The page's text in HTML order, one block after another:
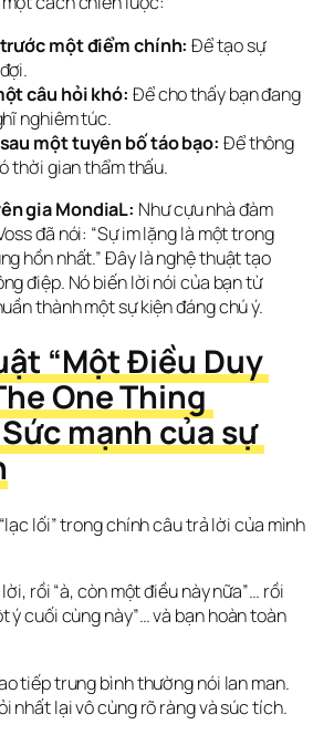
một điểm chính: Để tạo sự
câu hỏi khó: Để cho thấy bạn đang
nghiêm túc.
một tuyên bố táo bạo: Để thông
thời gian thẩm thấu.
gia MondiaL: Như cựu nhà đàm
đã nói: “Sự im lặng là một trong
hồn nhất.” Đây là nghệ thuật tạo
điệp. Nó biến lời nói của bạn từ
thành một sự kiện đáng chú ý.
“Một Điều Duy
One Thing
mạnh của sự
lối” trong chính câu trả lời của mình
rồi “à, còn một điều này nữa”… rồi
ý cuối cùng này”… và bạn hoàn toàn
tiếp trung bình thường nói lan man.
nhất lại vô cùng rõ ràng và súc tích.